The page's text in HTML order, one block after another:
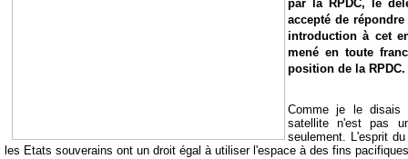
par la RPDC, le
accepté de
introduction à cet
mené en toute
position de la RPDC.
Comme je le disais
satellite n'est pas
seulement. L'esprit
les Etats souverains ont un droit égal à utiliser l'espace à des fins